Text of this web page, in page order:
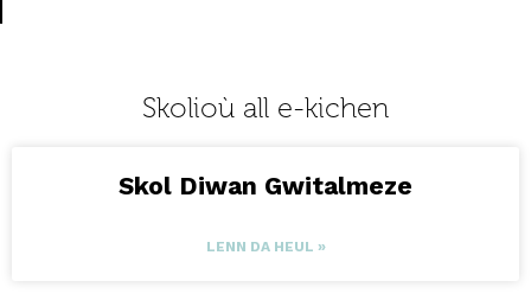
Skolioù all e-kichen
Skol Diwan Gwitalmeze
LENN DA HEUL »